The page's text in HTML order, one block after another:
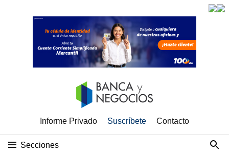
Informe Privado Suscríbete Contacto
Secciones